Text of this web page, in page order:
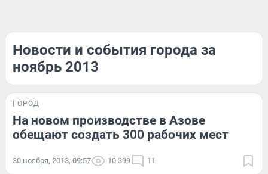
Новости и события города за
ноябрь 2013
ГОРОД
На новом производстве в Азове
обещают создать 300 рабочих мест
30 ноября, 2013, 09:57 10 399 11